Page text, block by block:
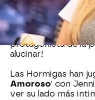
Pablo Motos
fotografía muy
Feldman y es que
protagonista de la
alucinar!
Las Hormigas han
Amoroso' con
ver su lado más